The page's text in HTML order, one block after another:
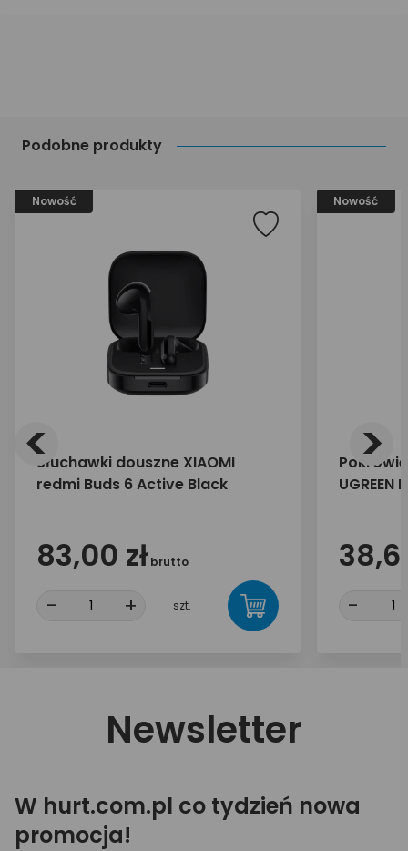
Podobne produkty
Nowość
Słuchawki douszne XIAOMI
redmi Buds 6 Active Black
83,00 zł brutto
- + szt.
Nowość
UGREEN
-
< >
Newsletter
W hurt.com.pl co tydzień nowa
promocja!